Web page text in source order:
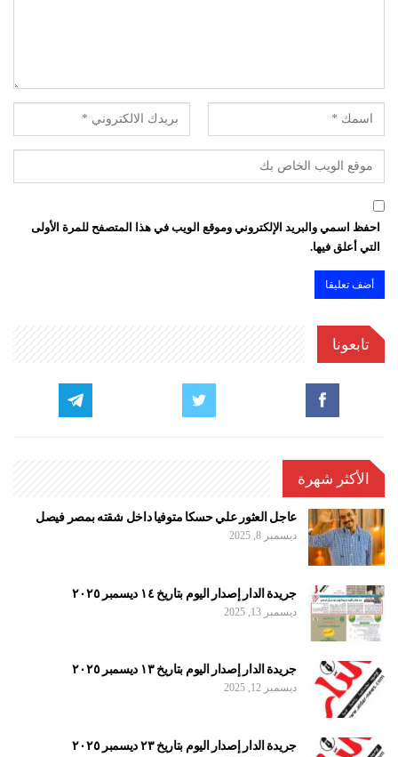
احفظ اسمي والبريد الإلكتروني وموقع الويب في هذا المتصفح للمرة الأولى
التي أعلق فيها.
تابعونا
الأكثر شهرة
عاجل العثور علي حسكا متوفيا داخل شقته بمصر فيصل
ديسمبر 8, 2025
جريدة الدار إصدار اليوم بتاريخ ١٤ ديسمبر ٢٠٢٥
ديسمبر 13, 2025
جريدة الدار إصدار اليوم بتاريخ ١٣ ديسمبر ٢٠٢٥
ديسمبر 12, 2025
جريدة الدار إصدار اليوم بتاريخ ٢٣ ديسمبر ٢٠٢٥